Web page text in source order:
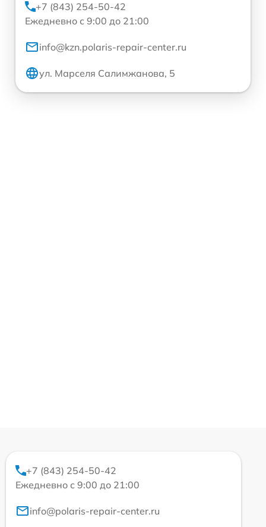
+7 (843) 254-50-42
Ежедневно с 9:00 до 21:00
info@kzn.polaris-repair-center.ru
ул. Марселя Салимжанова, 5
+7 (843) 254-50-42
Ежедневно с 9:00 до 21:00
info@polaris-repair-center.ru